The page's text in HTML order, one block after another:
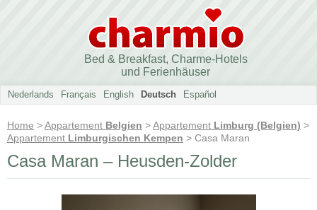
Bed & Breakfast, Charme-Hotels
und Ferienhäuser
Nederlands Français English Deutsch Español
Home >Appartement Belgien >Appartement Limburg (Belgien) >
Appartement Limburgischen Kempen > Casa Maran
Casa Maran – Heusden-Zolder